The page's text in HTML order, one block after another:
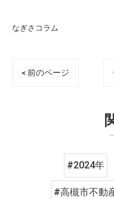
なぎさコラム
< 前のページ
#2024年
#高槻市不動